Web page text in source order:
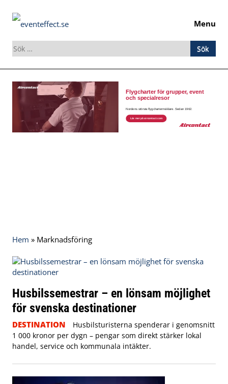
Menu
Sök
efter:
Skip
content
Hem » Marknadsföring
Husbilssemestrar – en lönsam möjlighet
för svenska destinationer
DESTINATION
Husbilsturisterna spenderar i genomsnitt
1 000 kronor per dygn – pengar som direkt stärker lokal
handel, service och kommunala intäkter.